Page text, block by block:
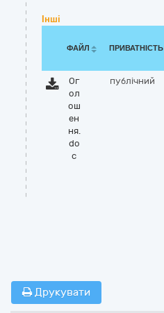
Інші
ФАЙЛ ПРИВАТНІСТЬ
Ог
ол
ош
ен
ня.
do
c
публічний
Друкувати